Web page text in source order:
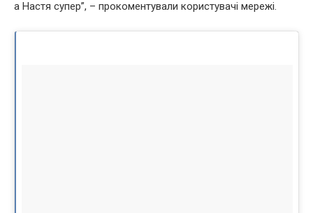
а Настя супер”, – прокоментували користувачі мережі.